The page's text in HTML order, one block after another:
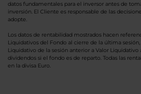
datos fundamentales para el inversor antes de
inversión. El Cliente es responsable de las
adopte.
Los datos de rentabilidad mostrados hacen
Liquidativos del Fondo al cierre de la última
Liquidativo de la sesión anterior a Valor
dividendos si el fondo es de reparto. Todas las
en la divisa Euro.